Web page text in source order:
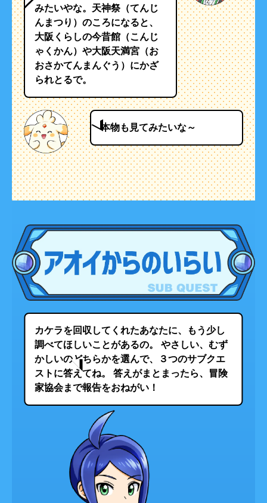
みたいやな。天神祭（てんじ
んまつり）のころになると、
大阪くらしの今昔館（こんじ
ゃくかん）や大阪天満宮（お
おさかてんまんぐう）にかざ
られとるで。
本物も見てみたいな～
カケラを回収してくれたあなたに、もう少し
調べてほしいことがあるの。 やさしい、むず
かしいのどちらかを選んで、３つのサブクエ
ストに答えてね。 答えがまとまったら、冒険
家協会まで報告をおねがい！